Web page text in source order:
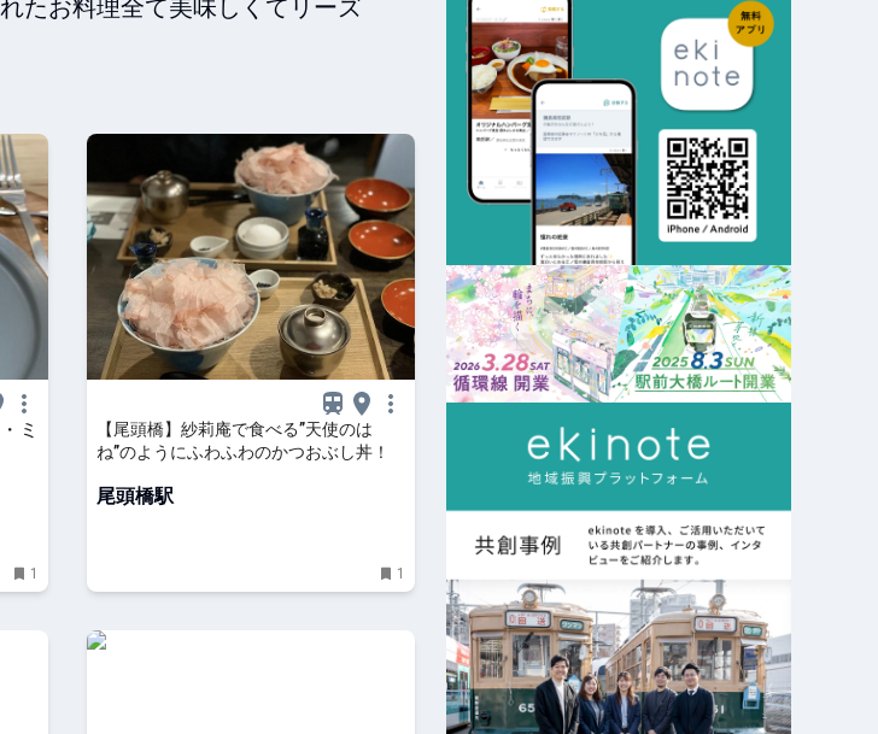
たお料理全て美味しくてリーズ
ミ
1
【尾頭橋】紗莉庵で食べる”天使のは
ね”のようにふわふわのかつおぶし丼！
尾頭橋駅
1